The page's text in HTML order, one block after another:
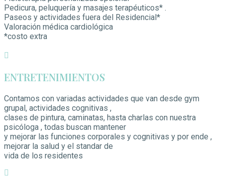
Pedicura, peluquería y masajes terapéuticos* .
Paseos y actividades fuera del Residencial*
Valoración médica cardiológica
*costo extra
ENTRETENIMIENTOS
Contamos con variadas actividades que van desde gym
grupal, actividades cognitivas ,
clases de pintura, caminatas, hasta charlas con nuestra
psicóloga , todas buscan mantener
y mejorar las funciones corporales y cognitivas y por ende ,
mejorar la salud y el standar de
vida de los residentes